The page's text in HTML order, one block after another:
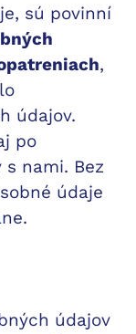
sú povinní
,
údajov.
po
nami. Bez
údaje
údajov